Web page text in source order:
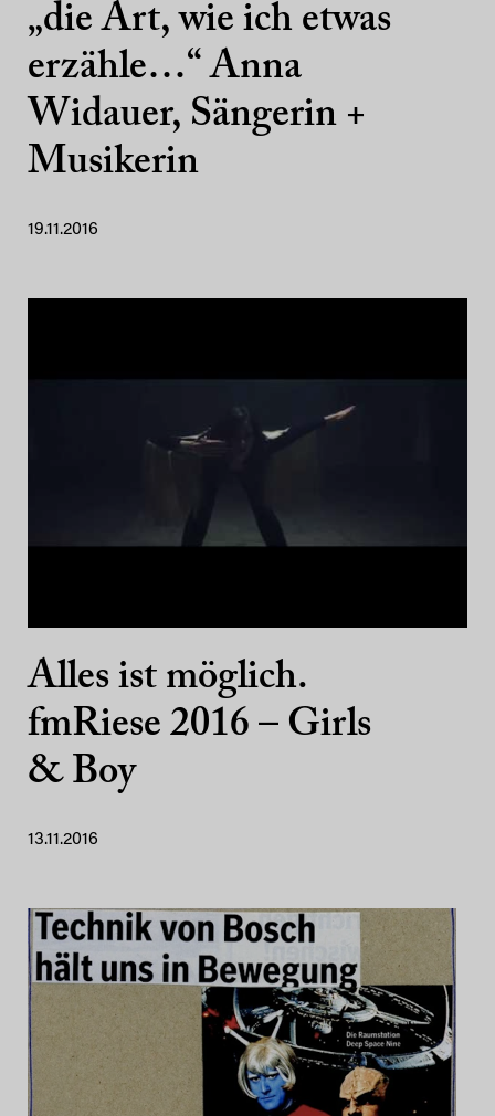
„die Art, wie ich etwas
erzähle…“ Anna
Widauer, Sängerin +
Musikerin
19.11.2016
Alles ist möglich.
fmRiese 2016 – Girls
& Boy
13.11.2016